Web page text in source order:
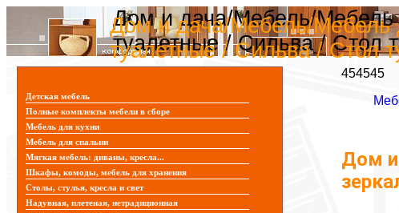
Дом и дача/Мебель/Мебель
туалетные / Сильва / Стол
Дом и дача/Мебель/Мебель
туалетные / Сильва / Стол
454545
Дом
Детская мебель
Полные комплекты мебели в сборе
Мебель для кухни
Мебель для спальни
Мягкая мебель: диваны, кресла...
Шкафы, комоды, мебель для хранения
Столы, стулья, кресла и свет
Надувная, плетеная, нетрадиционная